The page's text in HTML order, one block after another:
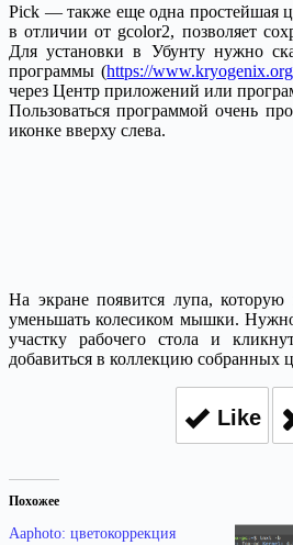
Pick — также еще одна простейшая
в отличии от gcolor2, позволяет
Для установки в Убунту нужно
программы (https://
через Центр приложений или
Пользоваться программой очень
иконке вверху слева.
На экране появится лупа,
уменьшать колесиком мышки.
участку рабочего стола и
добавиться в коллекцию собранных
Like
Похожее
Aaphoto: цветокоррекция